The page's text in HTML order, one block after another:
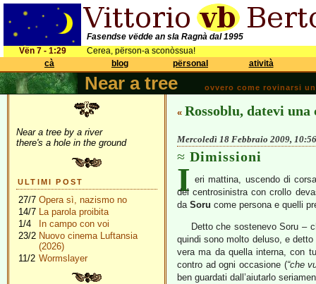
Fasendse vëdde an sla Ragnà dal 1995
Vën 7 - 1:29
Cerea, përson-a sconòssua!
cà
blog përsonal atività
Near a tree ovvero come rovinarsi
Near a tree by a river
there's a hole in the ground
ULTIMI POST
27/7 Opera sì, nazismo no
14/7 La parola proibita
1/4
In campo con voi
23/2 Nuovo cinema Luftansia
(2026)
11/2 Wormslayer
« Rossoblu, datevi una
Mercoledì 18 Febbraio 2009, 10:56
Dimissioni
I eri mattina, uscendo di
del centrosinistra con crollo
da Soru come persona e quelli
Detto che sostenevo Soru –
quindi sono molto deluso, e
vera ma da quella interna, con
contro ad ogni occasione (“che
ben guardati dall’aiutarlo